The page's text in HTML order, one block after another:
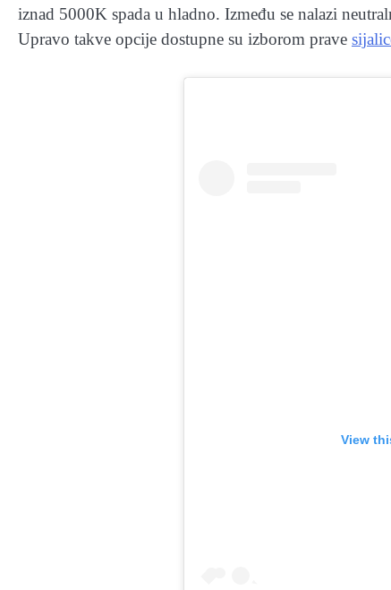
iznad 5000K spada u hladno. Između se nalazi
Upravo takve opcije dostupne su izborom prave
View